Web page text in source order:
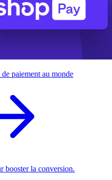
paiement au monde
booster la conversion.